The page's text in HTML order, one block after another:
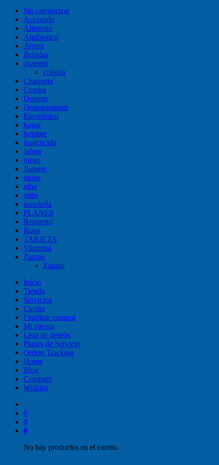
Sin categorizar
Accesorio
Alimento
Antibiotico
Arrroz
Bebidas
champú
colonia
Chaqueta
Combo
Deporte
Desparasitante
Electrónico
hogar
hombre
Insecticida
Jabon
juego
Juguete
mujer
niño
otitis
papelería
PLANES
Repuesto
Ropa
TARJETA
Vitamina
Zapato
Zapato
Inicio
Tienda
Servicios
Carrito
Finalizar compra
Mi cuenta
Lista de deseos
Planes de Servicio
Orders Tracking
Home
Blog
Compare
Wishlist
0
0
0
No hay productos en el carrito.